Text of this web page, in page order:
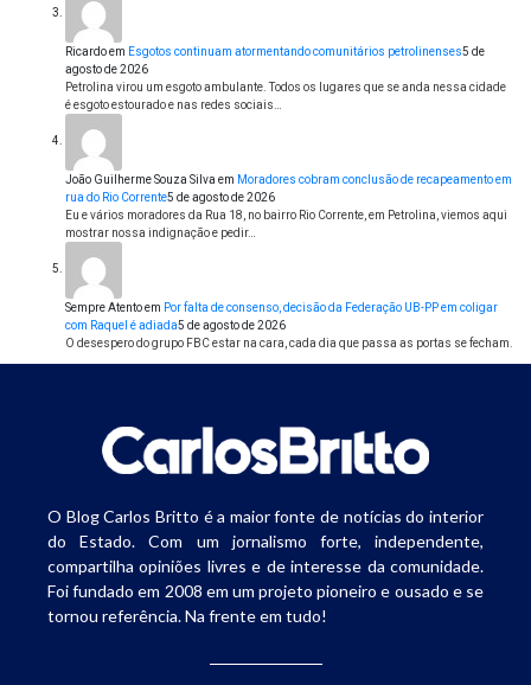
Ricardoem Esgotos continuam atormentando comunitários petrolinenses5 de
agosto de 2026
Petrolina virou um esgoto ambulante. Todos os lugares que se anda nessa cidade
é esgoto estourado e nas redes sociais…
João Guilherme Souza Silva em Moradores cobram conclusão de recapeamento em
rua do Rio Corrente5 de agosto de 2026
Eu e vários moradores da Rua 18, no bairro Rio Corrente, em Petrolina, viemos aqui
mostrar nossa indignação e pedir…
Sempre Atentoem Por falta de consenso, decisão da Federação UB-PP em coligar
com Raquel é adiada5 de agosto de 2026
O desespero do grupo FBC estar na cara, cada dia que passa as portas se fecham.
O Blog Carlos Britto é a maior fonte de notícias do interior
do Estado. Com um jornalismo forte, independente,
compartilha opiniões livres e de interesse da comunidade.
Foi fundado em 2008 em um projeto pioneiro e ousado e se
tornou referência. Na frente em tudo!